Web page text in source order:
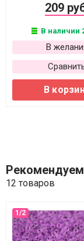
209
В наличии
В
В
12 товаров